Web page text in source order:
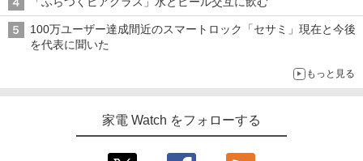
100万ユーザー達成間近のスマートロック「セサミ」現在と今後
を代表に聞いた
もっと見る
家電 Watch をフォローする